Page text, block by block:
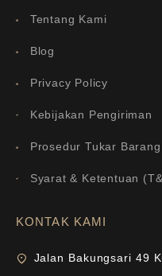
Tentang Kami
Blog
Privacy Policy
Kebijakan Pengiriman
Prosedur Tukar Barang
Syarat & Ketentuan
KONTAK KAMI
Jalan Bakungsari 49